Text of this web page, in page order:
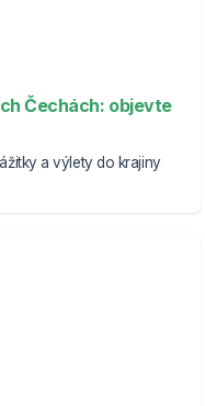
Čechách: objevte
a výlety do krajiny